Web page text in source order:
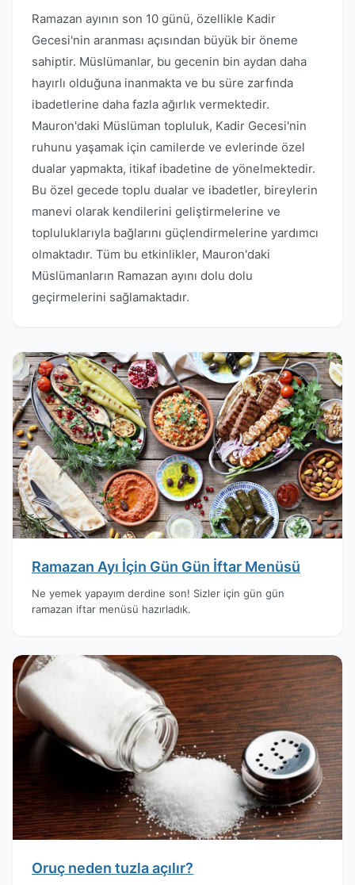
Ramazan ayının son 10 günü, özellikle Kadir
Gecesi'nin aranması açısından büyük bir öneme
sahiptir. Müslümanlar, bu gecenin bin aydan daha
hayırlı olduğuna inanmakta ve bu süre zarfında
ibadetlerine daha fazla ağırlık vermektedir.
Mauron'daki Müslüman topluluk, Kadir Gecesi'nin
ruhunu yaşamak için camilerde ve evlerinde özel
dualar yapmakta, itikaf ibadetine de yönelmektedir.
Bu özel gecede toplu dualar ve ibadetler, bireylerin
manevi olarak kendilerini geliştirmelerine ve
topluluklarıyla bağlarını güçlendirmelerine yardımcı
olmaktadır. Tüm bu etkinlikler, Mauron'daki
Müslümanların Ramazan ayını dolu dolu
geçirmelerini sağlamaktadır.
Ramazan Ayı İçin Gün Gün İftar Menüsü
Ne yemek yapayım derdine son! Sizler için gün gün
ramazan iftar menüsü hazırladık.
Oruç neden tuzla açılır?